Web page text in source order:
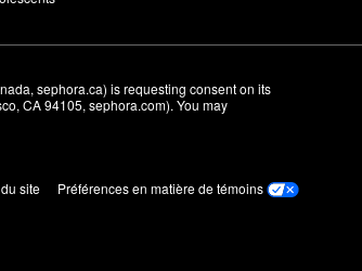
sephora.ca) is requesting consent on its
CA 94105, sephora.com). You may
site
Préférences en matière de témoins